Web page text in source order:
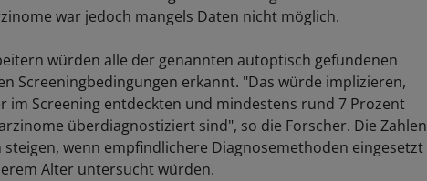
war jedoch mangels Daten nicht möglich.
würden alle der genannten autoptisch gefundenen
Screeningbedingungen erkannt. "Das würde implizieren,
im Screening entdeckten und mindestens rund 7 Prozent
überdiagnostiziert sind", so die Forscher. Die Zahlen
wenn empfindlichere Diagnosemethoden eingesetzt
Alter untersucht würden.